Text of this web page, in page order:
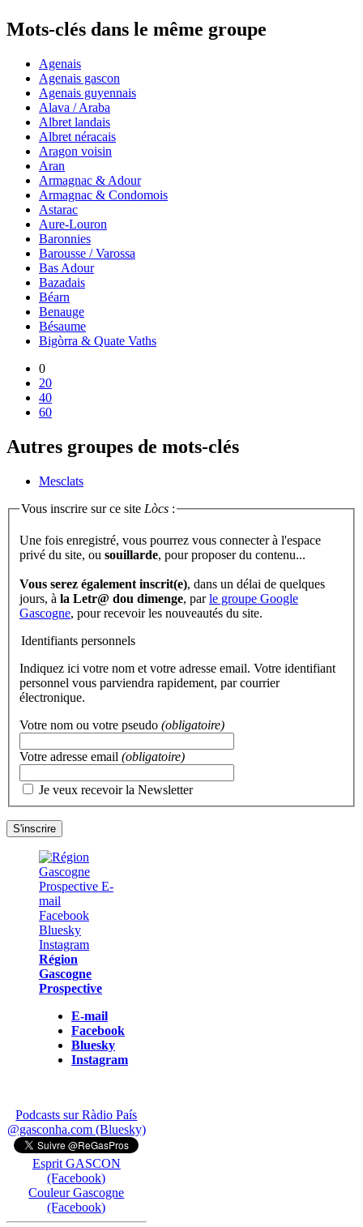
Mots-clés dans le même groupe
Agenais
Agenais gascon
Agenais guyennais
Alava / Araba
Albret landais
Albret néracais
Aragon voisin
Aran
Armagnac & Adour
Armagnac & Condomois
Astarac
Aure-Louron
Baronnies
Barousse / Varossa
Bas Adour
Bazadais
Béarn
Benauge
Bésaume
Bigòrra & Quate Vaths
0
20
40
60
Autres groupes de mots-clés
Mesclats
Vous inscrire sur ce site Lòcs :
Une fois enregistré, vous pourrez vous connecter à l'espace
privé du site, ou souillarde , pour proposer du contenu...
Vous serez également inscrit(e), dans un délai de quelques
jours, à la Letr@ dou dimenge, parle groupe Google
Gascogne, pour recevoir les nouveautés du site.
Identifiants personnels
Indiquez ici votre nom et votre adresse email. Votre identifiant
personnel vous parviendra rapidement, par courrier
électronique.
Votre nom ou votre pseudo (obligatoire)
Votre adresse email (obligatoire)
Je veux recevoir la Newsletter
Région
Gascogne
Prospective
E-mail
Facebook
Bluesky
Instagram
Podcasts sur Ràdio País
@gasconha.com (Bluesky)
Esprit GASCON
(Facebook)
Couleur Gascogne
(Facebook)